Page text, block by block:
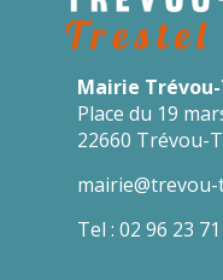
Mairie
Place du 19
22660 Trévou-
Tel : 02 96 23